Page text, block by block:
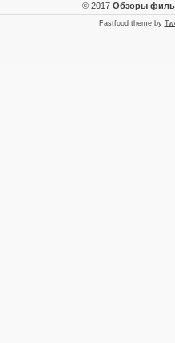
© 2017 Обзоры
Fastfood theme by